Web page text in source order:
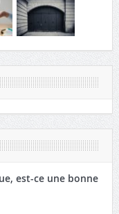
est-ce une bonne